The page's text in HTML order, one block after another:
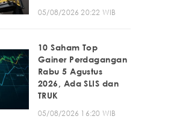
05/08/2026 20:22 WIB
10 Saham Top
Gainer Perdagangan
Rabu 5 Agustus
2026, Ada SLIS dan
TRUK
05/08/2026 16:20 WIB